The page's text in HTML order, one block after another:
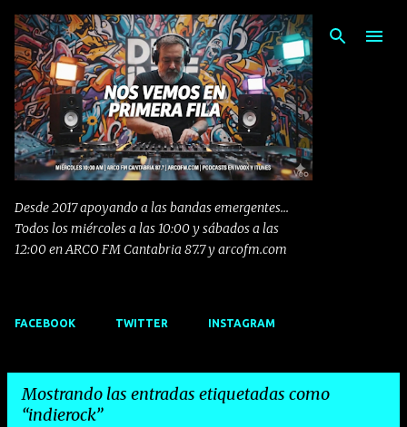
Ir al contenido principal
Desde 2017 apoyando a las bandas emergentes...
Todos los miércoles a las 10:00 y sábados a las
12:00 en ARCO FM Cantabria 87.7 y arcofm.com
FACEBOOK TWITTER INSTAGRAM
Mostrando las entradas etiquetadas como
indierock